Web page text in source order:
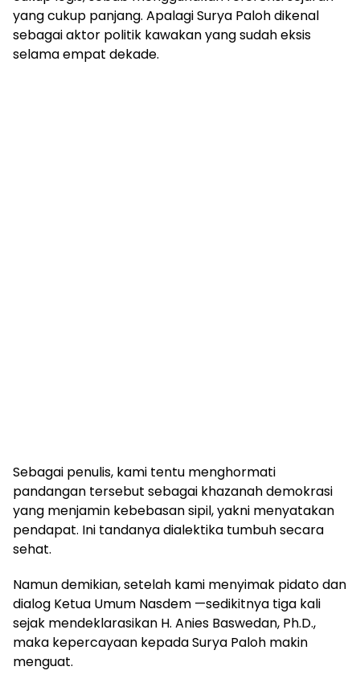
yang cukup panjang. Apalagi Surya Paloh dikenal
sebagai aktor politik kawakan yang sudah eksis
selama empat dekade.
Sebagai penulis, kami tentu menghormati
pandangan tersebut sebagai khazanah demokrasi
yang menjamin kebebasan sipil, yakni menyatakan
pendapat. Ini tandanya dialektika tumbuh secara
sehat.
Namun demikian, setelah kami menyimak pidato dan
dialog Ketua Umum Nasdem —sedikitnya tiga kali
sejak mendeklarasikan H. Anies Baswedan, Ph.D.,
maka kepercayaan kepada Surya Paloh makin
menguat.